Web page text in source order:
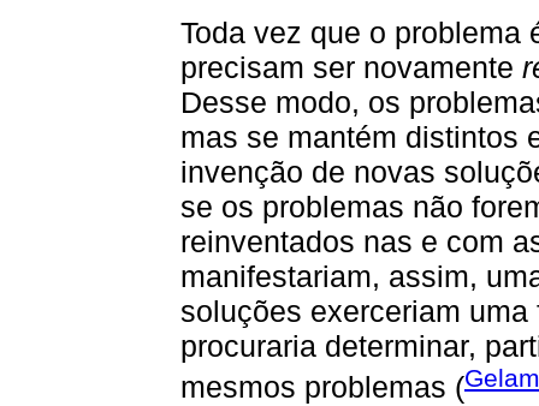
Toda vez que o problema
precisam ser novamente
Desse modo, os
mas se mantém distintos
invenção de novas
se os problemas não
reinventados nas e com
manifestariam, assim,
soluções exerceriam
procuraria determinar,
mesmos problemas (